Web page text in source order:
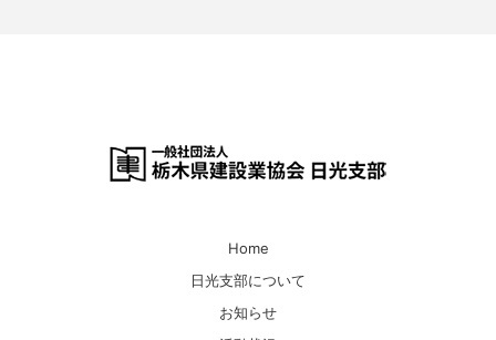
Home
日光支部について
お知らせ